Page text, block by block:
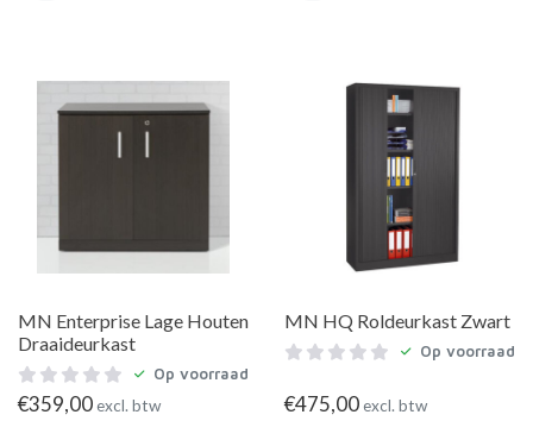
MN Enterprise Lage Houten
Draaideurkast
Op voorraad
€359,00excl. btw
MN HQ Roldeurkast Zwart
Op voorraad
€475,00excl. btw